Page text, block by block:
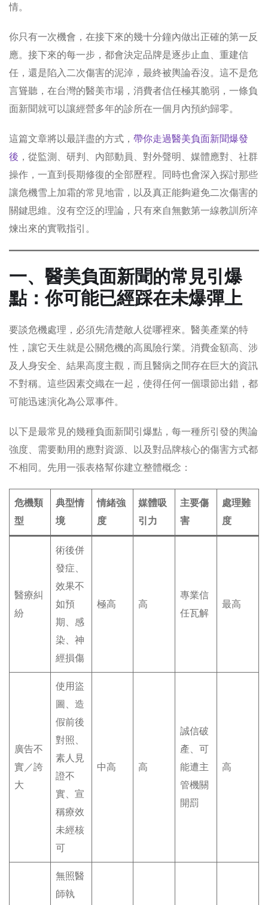
情。
你只有一次機會，在接下來的幾十分鐘內做出正確的第一反
應。接下來的每一步，都會決定品牌是逐步止血、重建信
任，還是陷入二次傷害的泥淖，最終被輿論吞沒。這不是危
言聳聽，在台灣的醫美市場，消費者信任極其脆弱，一條負
面新聞就可以讓經營多年的診所在一個月內預約歸零。
這篇文章將以最詳盡的方式， 帶你走過醫美負面新聞爆發
後 ，從監測、研判、內部動員、對外聲明、媒體應對、社群
操作，一直到長期修復的全部歷程。同時也會深入探討那些
讓危機雪上加霜的常見地雷，以及真正能夠避免二次傷害的
關鍵思維。沒有空泛的理論，只有來自無數第一線教訓所淬
煉出來的實戰指引。
一、醫美負面新聞的常見引爆
點：你可能已經踩在未爆彈上
要談危機處理，必須先清楚敵人從哪裡來。醫美產業的特
性，讓它天生就是公關危機的高風險行業。消費金額高、涉
及人身安全、結果高度主觀，而且醫病之間存在巨大的資訊
不對稱。這些因素交織在一起，使得任何一個環節出錯，都
可能迅速演化為公眾事件。
以下是最常見的幾種負面新聞引爆點，每一種所引發的輿論
強度、需要動用的應對資源、以及對品牌核心的傷害方式都
不相同。先用一張表格幫你建立整體概念：
危機類
型
典型情
境
情緒強
度
媒體吸
引力
主要傷
害
處理難
度
醫療糾
紛
術後併
發症、
效果不
如預
期、感
染、神
經損傷
極高 高
專業信
任瓦解
最高
廣告不
實／誇
大
使用盜
圖、造
假前後
對照、
素人見
證不
實、宣
稱療效
未經核
可
中高 高
誠信破
產、可
能遭主
管機關
開罰
高
無照醫
師執